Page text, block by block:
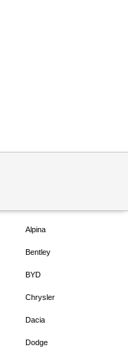
Alpina
Bentley
BYD
Chrysler
Dacia
Dodge